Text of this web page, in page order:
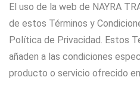
El uso de la web de NAYRA
de estos Términos y
Política de Privacidad. Estos
añaden a las condiciones
producto o servicio ofrecido